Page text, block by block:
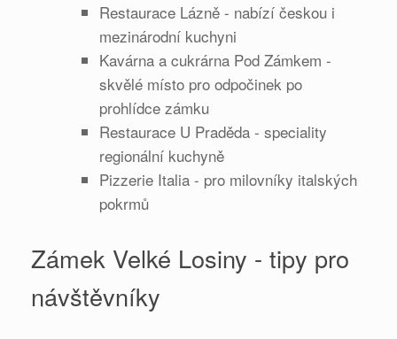
Restaurace Lázně - nabízí českou i
mezinárodní kuchyni
Kavárna a cukrárna Pod Zámkem -
skvělé místo pro odpočinek po
prohlídce zámku
Restaurace U Praděda - speciality
regionální kuchyně
Pizzerie Italia - pro milovníky italských
pokrmů
Zámek Velké Losiny - tipy pro
návštěvníky